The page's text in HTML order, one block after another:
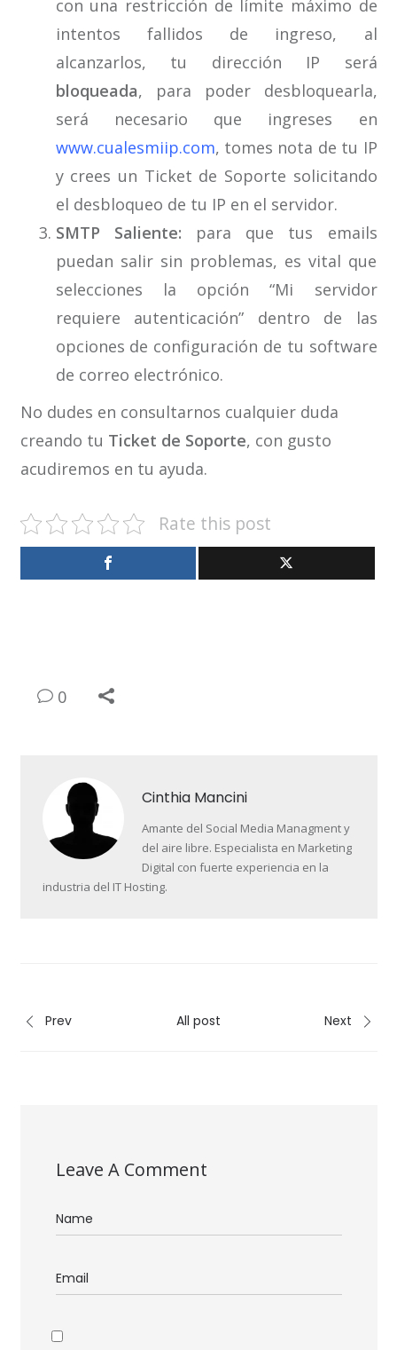
con una restricción de límite máximo de
intentos fallidos de ingreso, al
alcanzarlos, tu dirección IP será
bloqueada, para poder desbloquearla,
será necesario que ingreses en
www.cualesmiip.com, tomes nota de tu IP
y crees un Ticket de Soporte solicitando
el desbloqueo de tu IP en el servidor.
SMTP Saliente: para que tus emails
puedan salir sin problemas, es vital que
selecciones la opción “Mi servidor
requiere autenticación” dentro de las
opciones de configuración de tu software
de correo electrónico.
No dudes en consultarnos cualquier duda
creando tu Ticket de Soporte, con gusto
acudiremos en tu ayuda.
Rate this post
0
Cinthia Mancini
Amante del Social Media Managment y
del aire libre. Especialista en Marketing
Digital con fuerte experiencia en la
industria del IT Hosting.
Prev All post Next
Leave A Comment